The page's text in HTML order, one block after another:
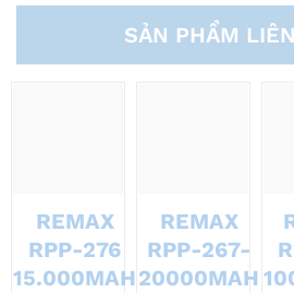
SẢN PHẨM
REMAX
RPP-276
15.000MAH
REMAX
RPP-267-
20000MAH